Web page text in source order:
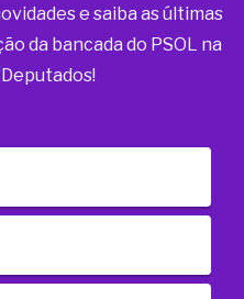
e saiba as últimas
da bancada do PSOL na